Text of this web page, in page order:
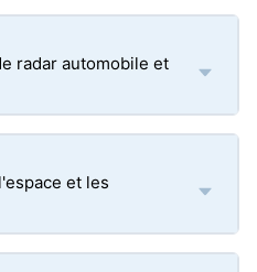
radar automobile et
et les